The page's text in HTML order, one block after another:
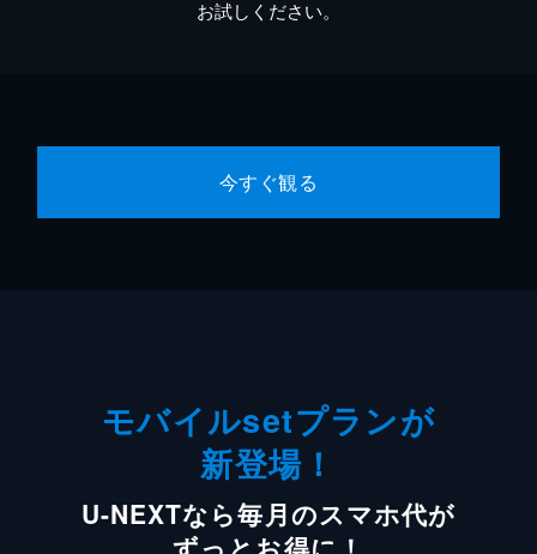
お試しください。
今すぐ観る
モバイルsetプランが
新登場！
U-NEXTなら毎月のスマホ代が
ずっとお得に！